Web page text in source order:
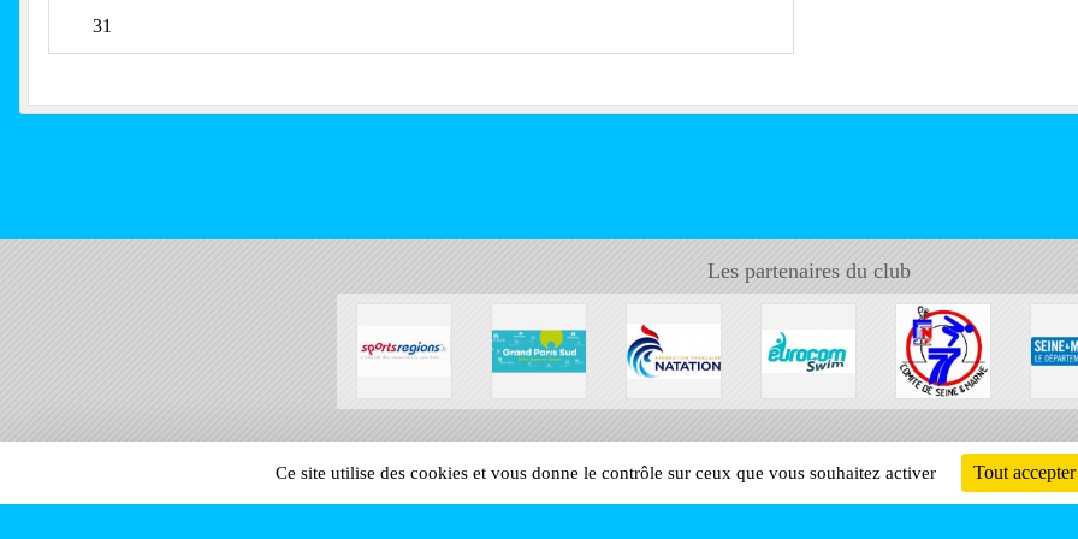
31
Les partenaires du club
REGIONSCe site utilise des cookies et vous donne le contrôle sur ceux que vous souhaitez activer Tout accepter